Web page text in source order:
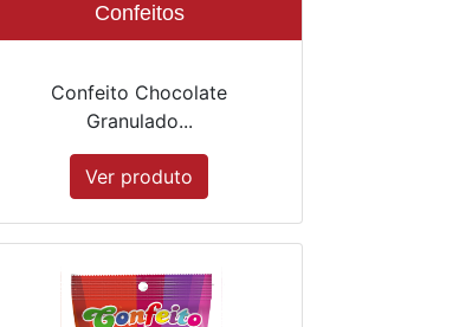
Confeitos
Confeito Chocolate
Granulado...
Ver produto